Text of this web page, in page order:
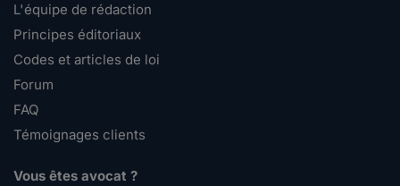
L'équipe de rédaction
Principes éditoriaux
Codes et articles de loi
Forum
FAQ
Témoignages clients
Vous êtes avocat ?